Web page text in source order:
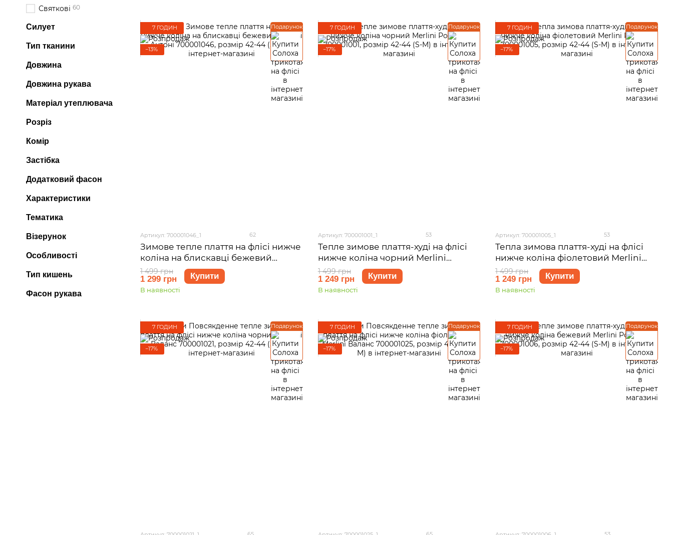
Подарунок
7 ГОДИН
−13%
Артикул: 700001046_1 62
Зимове тепле плаття на флісі нижче
коліна на блискавці бежевий
Merlini Антоні 700001046, розмір 42-
44 (S-M)
1 499 грн
1 299 грн Купити
В наявності
Подарунок
7 ГОДИН
−17%
Артикул: 700001001_1 53
Тепле зимове плаття-худі на флісі
нижче коліна чорний Merlini
Рошель 700001001, розмір 42-44 (S-
M)
1 499 грн
1 249 грн Купити
В наявності
Подарунок
7 ГОДИН
−17%
Артикул: 700001005_1 53
Тепла зимова плаття-худі на флісі
нижче коліна фіолетовий Merlini
Рошель 700001005, розмір 42-44 (S-
M)
1 499 грн
1 249 грн Купити
В наявності
Подарунок
7 ГОДИН
−17%
Подарунок
7 ГОДИН
−17%
Подарунок
7 ГОДИН
−17%
Святкові 60
Силует
Тип тканини
Довжина
Довжина рукава
Матеріал утеплювача
Розріз
Комір
Застібка
Додатковий фасон
Характеристики
Тематика
Візерунок
Особливості
Тип кишень
Фасон рукава